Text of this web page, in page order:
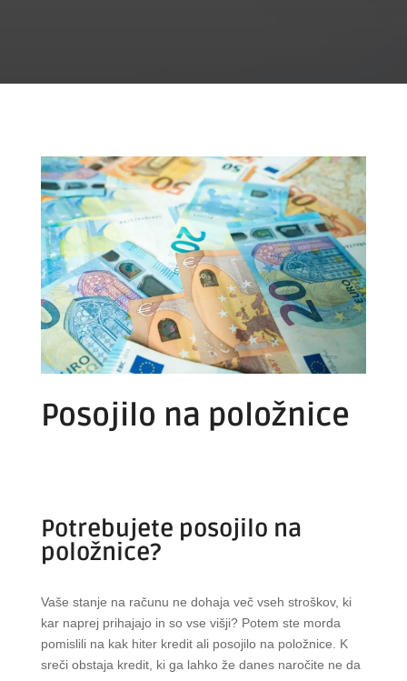
Posojilo na položnice
Potrebujete posojilo na
položnice?
Vaše stanje na računu ne dohaja več vseh stroškov, ki
kar naprej prihajajo in so vse višji? Potem ste morda
pomislili na kak hiter kredit ali posojilo na položnice. K
sreči obstaja kredit, ki ga lahko že danes naročite ne da